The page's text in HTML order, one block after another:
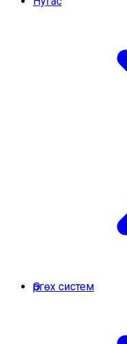
Өргөх систем